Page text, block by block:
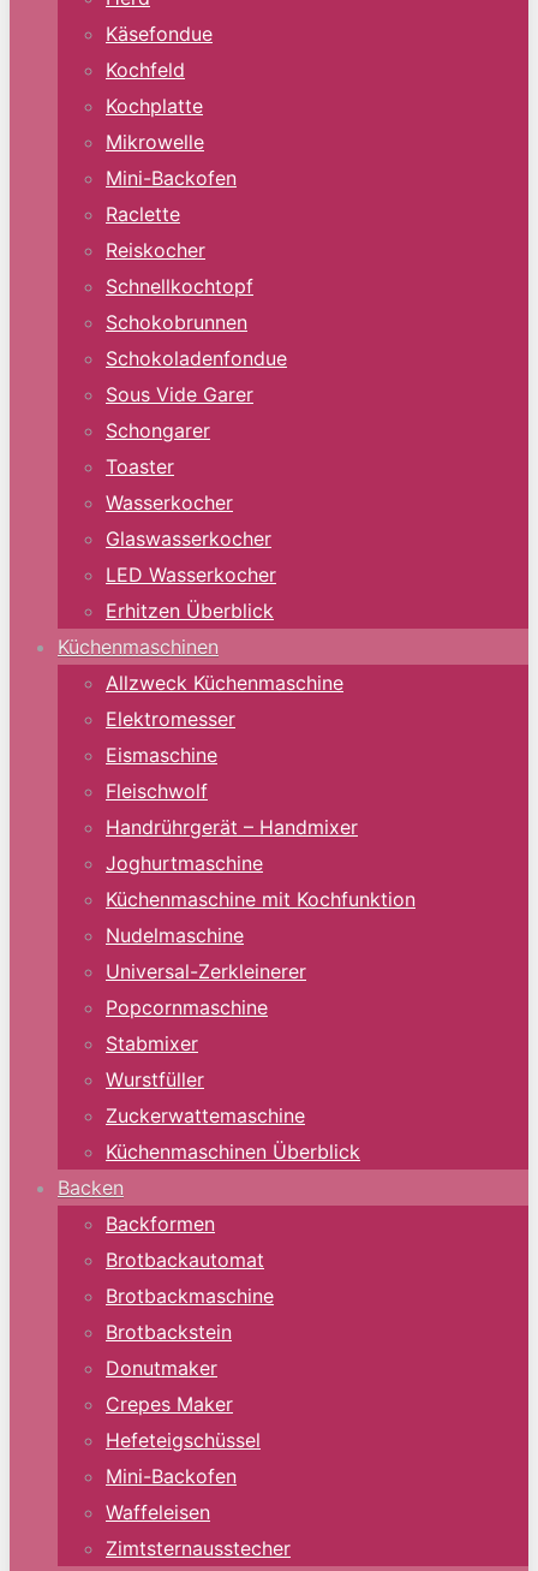
Käsefondue
Kochfeld
Kochplatte
Mikrowelle
Mini-Backofen
Raclette
Reiskocher
Schnellkochtopf
Schokobrunnen
Schokoladenfondue
Sous Vide Garer
Schongarer
Toaster
Wasserkocher
Glaswasserkocher
LED Wasserkocher
Erhitzen Überblick
Küchenmaschinen
Allzweck Küchenmaschine
Elektromesser
Eismaschine
Fleischwolf
Handrührgerät – Handmixer
Joghurtmaschine
Küchenmaschine mit Kochfunktion
Nudelmaschine
Universal-Zerkleinerer
Popcornmaschine
Stabmixer
Wurstfüller
Zuckerwattemaschine
Küchenmaschinen Überblick
Backen
Backformen
Brotbackautomat
Brotbackmaschine
Brotbackstein
Donutmaker
Crepes Maker
Hefeteigschüssel
Mini-Backofen
Waffeleisen
Zimtsternausstecher